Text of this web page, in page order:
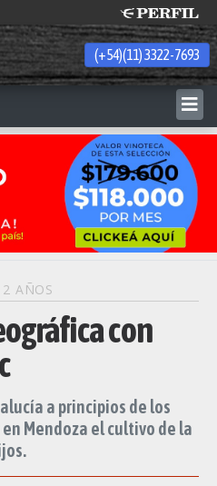
Thursday 6 de August de 2026
(+54)(11) 3322-7693
2 AÑOS
con
a principios de los
Mendoza el cultivo de la